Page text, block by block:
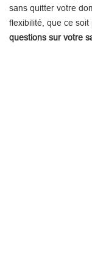
sans quitter votre
flexibilité, que ce
questions sur votre